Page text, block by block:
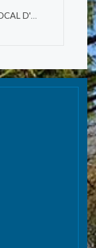
RÉVISION DU PLU (PLAN LOCAL D'URBANISME)